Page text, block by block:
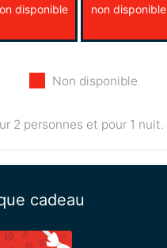
disponible non disponible
Non disponible
2 personnes et pour 1 nuit.
cadeau